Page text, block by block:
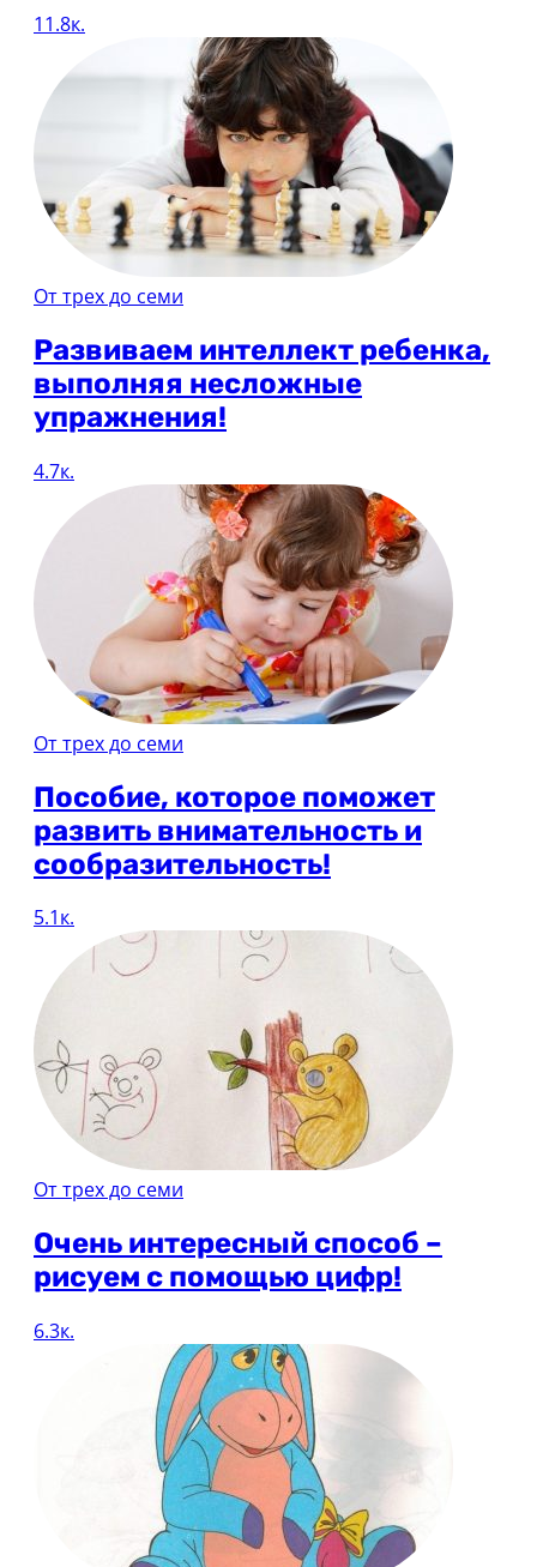
11.8к.
От трех до семи
Развиваем интеллект ребенка,
выполняя несложные
упражнения!
4.7к.
От трех до семи
Пособие, которое поможет
развить внимательность и
сообразительность!
5.1к.
От трех до семи
Очень интересный способ –
рисуем с помощью цифр!
6.3к.